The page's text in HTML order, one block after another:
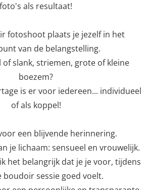
foto's als resultaat!
fotoshoot plaats je jezelf in het
van de belangstelling.
of slank, striemen, grote of kleine
boezem?
is er voor iedereen... individueel
of als koppel!
een blijvende herinnering.
je lichaam: sensueel en vrouwelijk.
het belangrijk dat je je voor, tijdens
boudoir sessie goed voelt.